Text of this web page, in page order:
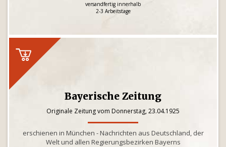
versandfertig innerhalb
2-3 Arbeitstage
Bayerische Zeitung
Originale Zeitung vom Donnerstag, 23.04.1925
erschienen in München - Nachrichten aus Deutschland, der
Welt und allen Regierungsbezirken Bayerns